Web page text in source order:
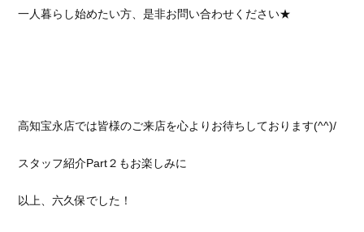
一人暮らし始めたい方、是非お問い合わせください★
高知宝永店では皆様のご来店を心よりお待ちしております(^^)/
スタッフ紹介Part２もお楽しみに
以上、六久保でした！